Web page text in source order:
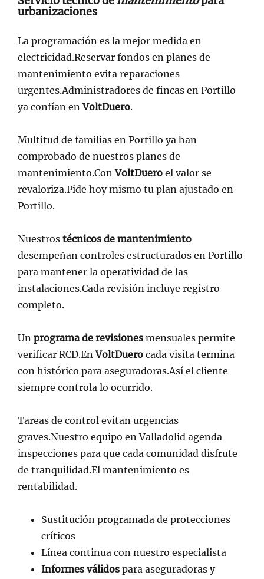
urbanizaciones
La programación es la mejor medida en
electricidad.Reservar fondos en planes de
mantenimiento evita reparaciones
urgentes.Administradores de fincas en Portillo
ya confían enVoltDuero.
Multitud de familias en Portillo ya han
comprobado de nuestros planes de
mantenimiento.ConVoltDuero el valor se
revaloriza.Pide hoy mismo tu plan ajustado en
Portillo.
Nuestros técnicos de mantenimiento
desempeñan controles estructurados en Portillo
para mantener la operatividad de las
instalaciones.Cada revisión incluye registro
completo.
Un programa de revisiones mensuales permite
verificar RCD.EnVoltDuero cada visita termina
con histórico para aseguradoras.Así el cliente
siempre controla lo ocurrido.
Tareas de control evitan urgencias
graves.Nuestro equipo en Valladolid agenda
inspecciones para que cada comunidad disfrute
de tranquilidad.El mantenimiento es
rentabilidad.
Sustitución programada de protecciones
críticos
Línea continua con nuestro especialista
Informes válidos para aseguradoras y